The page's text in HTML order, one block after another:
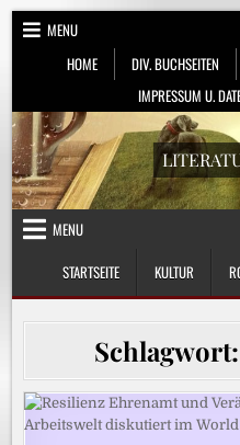
Skip
MENU
HOME
DIV. BUCHSEITEN
IMPRESSUM U.
MENU
STARTSEITE
KULTUR
Schlagwort: